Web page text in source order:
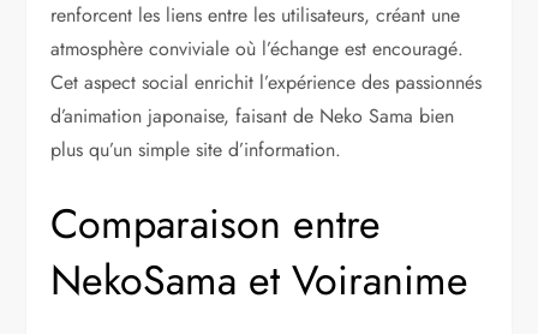
renforcent les liens entre les utilisateurs, créant une
atmosphère conviviale où l’échange est encouragé.
Cet aspect social enrichit l’expérience des passionnés
d’animation japonaise, faisant de Neko Sama bien
plus qu’un simple site d’information.
Comparaison entre
NekoSama et Voiranime